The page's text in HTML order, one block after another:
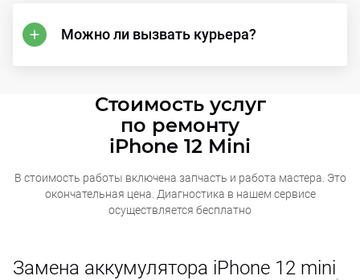
Можно ли вызвать курьера?
Стоимость услуг
по ремонту
iPhone 12 Mini
В стоимость работы включена запчасть и работа мастера. Это
окончательная цена. Диагностика в нашем сервисе
осуществляется бесплатно
Замена аккумулятора iPhone 12 mini